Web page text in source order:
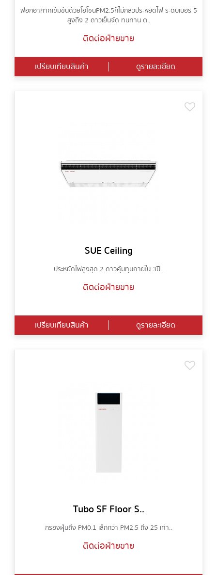
ฟอกอากาศเข้มข้นด้วยโอโซน PM2.5 ก็ไม่กลัวประหยัดไฟ ระดับเบอร์ 5
สูงถึง 2 ดาวเย็นจัด ทนทาน ต..
ติดต่อฝ่ายขาย
เปรียบเทียบสินค้า ดูรายละเอียด
SUE Ceiling
ประหยัดไฟสูงสุด 2 ดาว คุ้มทุนภายใน 3ปี ..
ติดต่อฝ่ายขาย
เปรียบเทียบสินค้า ดูรายละเอียด
Tubo SF Floor S..
กรองฝุ่นถึง PM0.1 เล็กกว่า PM2.5 ถึง 25 เท่า..
ติดต่อฝ่ายขาย